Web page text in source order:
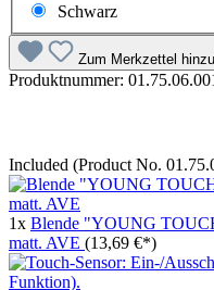
Schwarz
Zum Merkzettel
Produktnummer:
Included (Product No.
1x Blende "YOUNG
matt. AVE (13,69 €*)